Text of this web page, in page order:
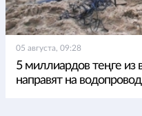
05 августа, 09:28
5 миллиардов теңге из
направят на